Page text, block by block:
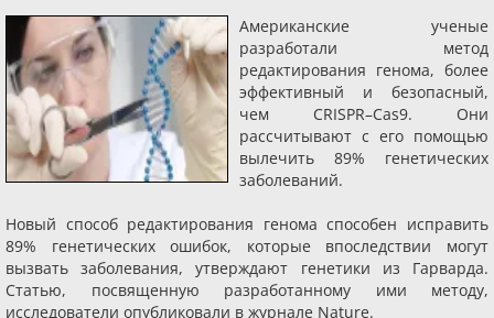
Американские ученые
разработали метод
редактирования генома, более
эффективный и безопасный,
чем CRISPR–Cas9. Они
рассчитывают с его помощью
вылечить 89% генетических
заболеваний.
Новый способ редактирования генома способен исправить
89% генетических ошибок, которые впоследствии могут
вызвать заболевания, утверждают генетики из Гарварда.
Статью, посвященную разработанному ими методу,
исследователи опубликовали в журнале Nature.